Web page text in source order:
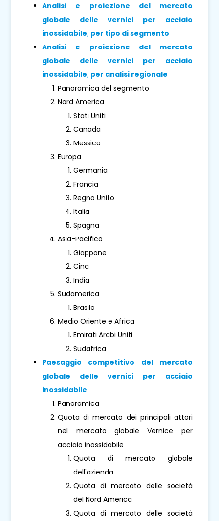
Analisi e proiezione del mercato
globale delle vernici per acciaio
inossidabile, per tipo di segmento
Analisi e proiezione del mercato
globale delle vernici per acciaio
inossidabile, per analisi regionale
Panoramica del segmento
Nord America
Stati Uniti
Canada
Messico
Europa
Germania
Francia
Regno Unito
Italia
Spagna
Asia-Pacifico
Giappone
Cina
India
Sudamerica
Brasile
Medio Oriente e Africa
Emirati Arabi Uniti
Sudafrica
Paesaggio competitivo del mercato
globale delle vernici per acciaio
inossidabile
Panoramica
Quota di mercato dei principali attori
nel mercato globale Vernice per
acciaio inossidabile
Quota di mercato globale
dell'azienda
Quota di mercato delle società
del Nord America
Quota di mercato delle società